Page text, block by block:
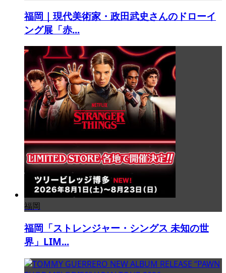
福岡｜現代美術家・政田武史さんのドローイ
ング展「赤...
福岡
福岡「ストレンジャー・シングス 未知の世
界」LIM...